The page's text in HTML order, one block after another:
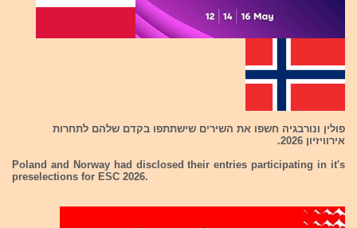
פולין ונורבגיה חשפו את השירים שישתתפו בקדם שלהם לתחרות
אירוויזיון 2026.
Poland and Norway had disclosed their entries participating in it's
preselections for ESC 2026.